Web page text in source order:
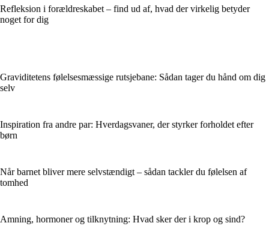
Refleksion i forældreskabet – find ud af, hvad der virkelig betyder
noget for dig
Graviditetens følelsesmæssige rutsjebane: Sådan tager du hånd om dig
selv
Inspiration fra andre par: Hverdagsvaner, der styrker forholdet efter
børn
Når barnet bliver mere selvstændigt – sådan tackler du følelsen af
tomhed
Amning, hormoner og tilknytning: Hvad sker der i krop og sind?